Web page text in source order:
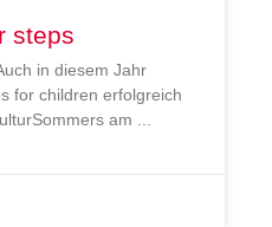
steps
in diesem Jahr
for children erfolgreich
am